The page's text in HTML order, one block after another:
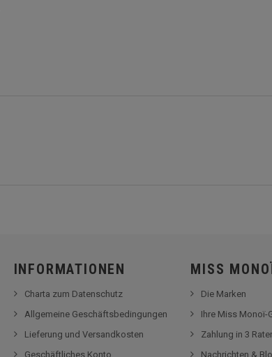
INFORMATIONEN
Charta zum Datenschutz
Allgemeine Geschäftsbedingungen
Lieferung und Versandkosten
Geschäftliches Konto
MISS
Die Marken
Ihre Miss Monoï-
Zahlung in 3
Nachrichten &